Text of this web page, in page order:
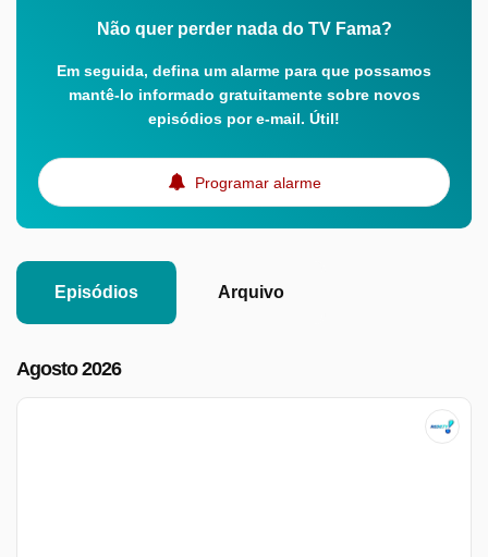
Não quer perder nada do TV Fama?
Em seguida, defina um alarme para que possamos
mantê-lo informado gratuitamente sobre novos
episódios por e-mail. Útil!
Programar alarme
Episódios Arquivo
Agosto 2026